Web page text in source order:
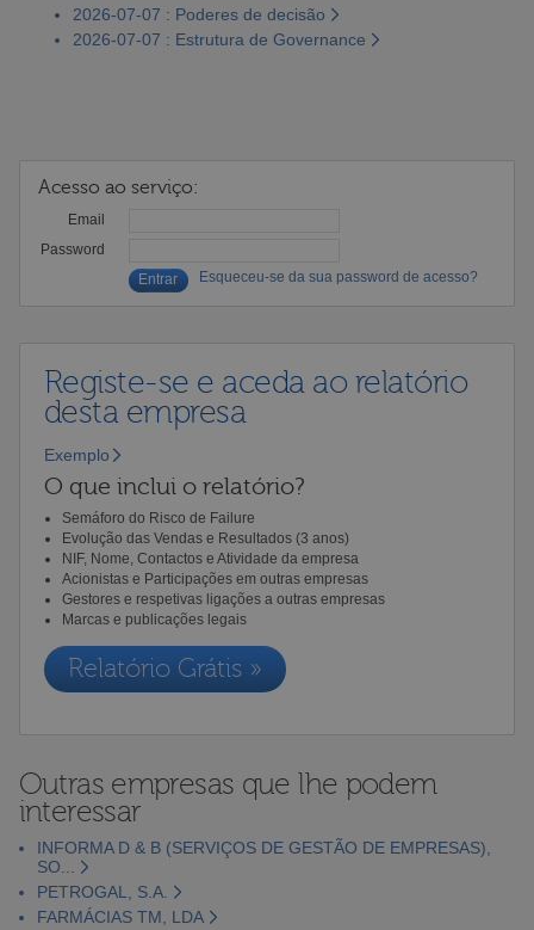
2026-07-07 : Poderes de decisão
2026-07-07 : Estrutura de Governance
Acesso ao serviço:
Email
Password
Esqueceu-se da sua password de acesso?
Registe-se e aceda ao relatório
desta empresa
Exemplo
O que inclui o relatório?
Semáforo do Risco de Failure
Evolução das Vendas e Resultados (3 anos)
NIF, Nome, Contactos e Atividade da empresa
Acionistas e Participações em outras empresas
Gestores e respetivas ligações a outras empresas
Marcas e publicações legais
Relatório Grátis »
Outras empresas que lhe podem
interessar
INFORMA D & B (SERVIÇOS DE GESTÃO DE EMPRESAS),
SO...
PETROGAL, S.A.
FARMÁCIAS TM, LDA